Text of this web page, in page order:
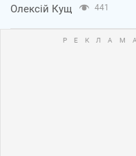
Олексій Кущ 441